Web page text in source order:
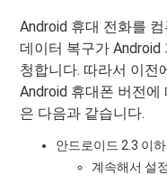
Android 휴대 전화를
데이터 복구가 Android
청합니다. 따라서 이전
Android 휴대폰 버전에
은 다음과 같습니다.
안드로이드 2.3 이하
계속해서 설